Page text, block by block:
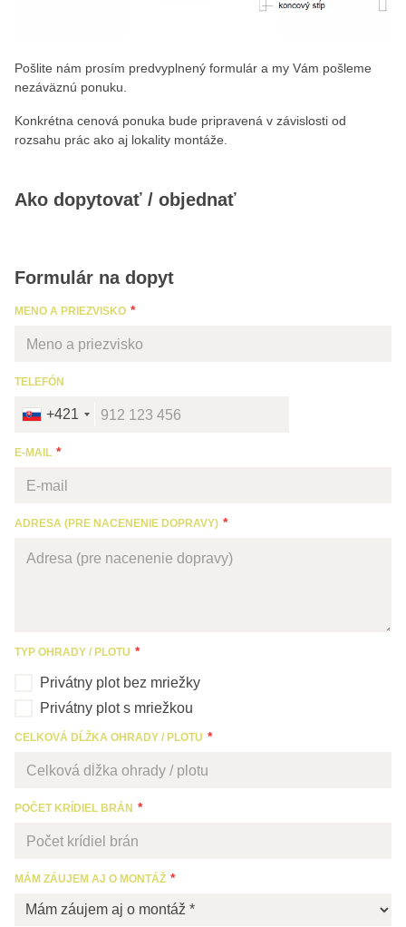
Pošlite nám prosím predvyplnený formulár a my Vám pošleme
nezáväznú ponuku.
Konkrétna cenová ponuka bude pripravená v závislosti od
rozsahu prác ako aj lokality montáže.
Ako dopytovať / objednať
Formulár na dopyt
MENO A PRIEZVISKO
TELEFÓN
+421
E-MAIL
ADRESA (PRE NACENENIE DOPRAVY)
TYP OHRADY / PLOTU
Privátny plot bez mriežky
Privátny plot s mriežkou
CELKOVÁ DĹŽKA OHRADY / PLOTU
POČET KRÍDIEL BRÁN
MÁM ZÁUJEM AJ O MONTÁŽ